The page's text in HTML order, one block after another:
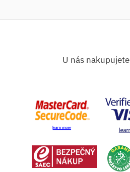
U nás nakupujete